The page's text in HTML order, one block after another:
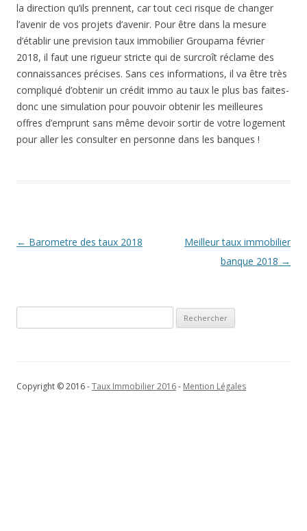
la direction qu’ils prennent, car tout ceci risque de changer
l’avenir de vos projets d’avenir. Pour être dans la mesure
d’établir une prevision taux immobilier Groupama février
2018, il faut une rigueur stricte qui de surcroît réclame des
connaissances précises. Sans ces informations, il va être très
compliqué d’obtenir un crédit immo au taux le plus bas faites-
donc une simulation pour pouvoir obtenir les meilleures
offres d’emprunt sans même devoir sortir de votre logement
pour aller les consulter en personne dans les banques !
Navigation
← Barometre des taux 2018
Meilleur taux immobilier
banque 2018 →
Copyright © 2016 -Taux Immobilier 2016- Mention Légales